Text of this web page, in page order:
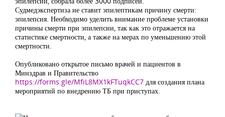
Судмедэкспертиза не ставит эпилептикам причину смерти:
эпилепсия. Необходимо уделить внимание проблеме установки
причины смерти при эпилепсии, так как это отражается на
статистике смертности, а также на мерах по уменьшению этой
смертности.
Опубликовано открытое письмо врачей и пациентов в
Минздрав и Правительство
https://forms.gle/MfiL8MX1kFTuqkCC7 для создания плана
мероприятий по внедрению ТБ при приступах.